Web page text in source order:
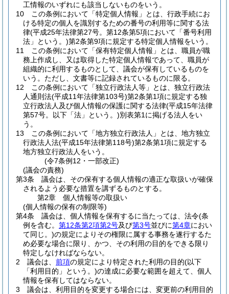
工情報のいずれにも該当しないものをいう。
10
この条例において「特定個人情報」とは、行政手続にお
ける特定の個人を識別するための番号の利用等に関する法
律(平成25年法律第27号。第12条第5項において「番号利用
法」という。)第2条第9項に規定する特定個人情報をいう。
11
この条例において「保有特定個人情報」とは、職員が職
務上作成し、又は取得した特定個人情報であって、職員が
組織的に利用するものとして、議会が保有しているものを
いう。 ただし、文書等に記録されているものに限る。
12
この条例において「独立行政法人等」とは、独立行政法
人通則法(平成11年法律第103号)第2条第1項に規定する独
立行政法人及び個人情報の保護に関する法律(平成15年法律
第57号。以下「法」という。)別表第1に掲げる法人をい
う。
13
この条例において「地方独立行政法人」とは、地方独立
行政法人法(平成15年法律第118号)第2条第1項に規定する
地方独立行政法人をいう。
(令7条例12・一部改正)
(議会の責務)
第3条
議会は、その保有する個人情報の適正な取扱いが確保
されるよう必要な措置を講ずるものとする。
第2章
個人情報等の取扱い
(個人情報の保有の制限等)
第4条
議会は、個人情報を保有するに当たっては、法令(条
例を含む。 第12条第2項第2号及び第3号並びに第4章におい
て同じ。)の規定によりその権限に属する事務を遂行するた
め必要な場合に限り、かつ、その利用の目的をできる限り
特定しなければならない。
2
議会は、 前項の規定により特定された利用の目的(以下
「利用目的」という。)の達成に必要な範囲を超えて、個人
情報を保有してはならない。
3
議会は、利用目的を変更する場合には、変更前の利用目的